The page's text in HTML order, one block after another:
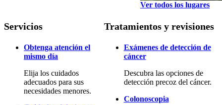
Ver todos los lugares
Servicios
Obtenga atención el
mismo día
Elija los cuidados
adecuados para sus
necesidades menores.
Tratamientos y revisiones
Exámenes de detección de
cáncer
Descubra las opciones de
detección precoz del cáncer.
Colonoscopia